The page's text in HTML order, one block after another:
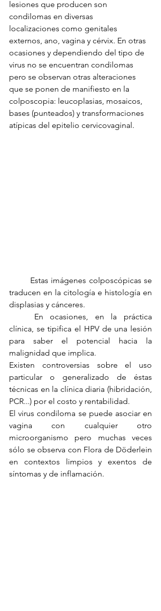
lesiones que producen son
condilomas en diversas
localizaciones como genitales
externos, ano, vagina y cérvix. En otras
ocasiones y dependiendo del tipo de
virus no se encuentran condilomas
pero se observan otras alteraciones
que se ponen de manifiesto en la
colposcopia: leucoplasias, mosaicos,
bases (punteados) y transformaciones
atípicas del epitelio cervicovaginal.
traducen en la citología e histología en
displasias y cánceres.
clínica, se tipifica el HPV de una lesión
para saber el potencial hacia la
malignidad que implica.
Existen controversias sobre el uso
particular o generalizado de éstas
técnicas en la clínica diaria (hibridación,
PCR...) por el costo y rentabilidad.
El virus condiloma se puede asociar en
vagina con cualquier otro
microorganismo pero muchas veces
sólo se observa con Flora de Döderlein
en contextos limpios y exentos de
síntomas y de inflamación.